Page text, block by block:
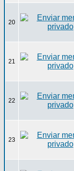
20
21
22
23